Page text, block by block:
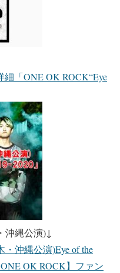
「ONE OK ROCK“Eye
沖縄公演)↓
沖縄公演)Eye of the
OK ROCK】ファン